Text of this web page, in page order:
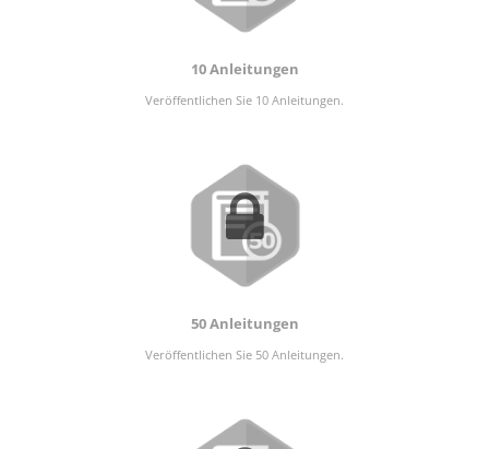
10 Anleitungen
Veröffentlichen Sie 10 Anleitungen.
50 Anleitungen
Veröffentlichen Sie 50 Anleitungen.